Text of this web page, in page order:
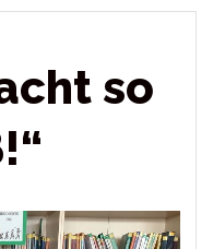
so